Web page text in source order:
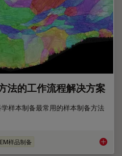
法的工作流程解决方案
样本制备最常用的样本制备方法
EM样品制备 材料科